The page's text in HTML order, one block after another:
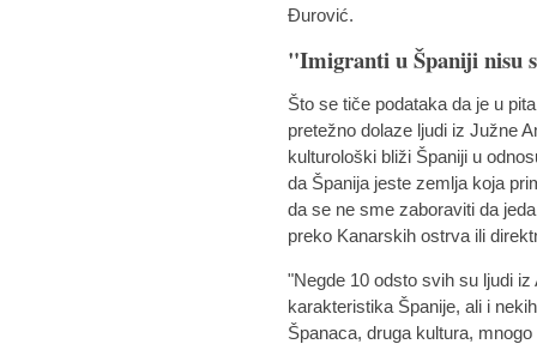
Đurović.
"Imigranti u Španiji nisu
Što se tiče podataka da je u
pretežno dolaze ljudi iz Južne
kulturološki bliži Španiji u
da Španija jeste zemlja koja
da se ne sme zaboraviti da
preko Kanarskih ostrva ili
"Negde 10 odsto svih su ljudi
karakteristika Španije, ali i
Španaca, druga kultura,